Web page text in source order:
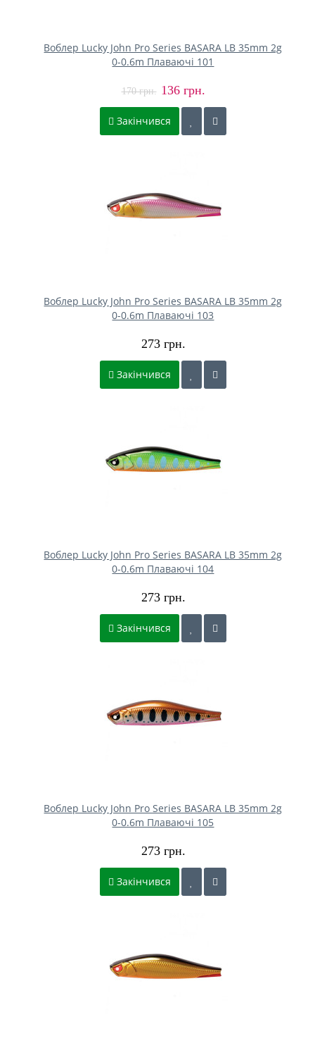
Воблер Lucky John Pro Series BASARA LB 35mm 2g
0-0.6m Плаваючі 101
170 грн. 136 грн.
Закінчився
Воблер Lucky John Pro Series BASARA LB 35mm 2g
0-0.6m Плаваючі 103
273 грн.
Закінчився
Воблер Lucky John Pro Series BASARA LB 35mm 2g
0-0.6m Плаваючі 104
273 грн.
Закінчився
Воблер Lucky John Pro Series BASARA LB 35mm 2g
0-0.6m Плаваючі 105
273 грн.
Закінчився